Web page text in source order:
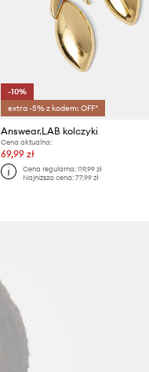
-10%
extra -5% z kodem: OFF*
Answear.LAB kolczyki
Cena aktualna:
69,99 zł
Cena regularna: 119,99 zł
Najniższa cena: 77,99 zł